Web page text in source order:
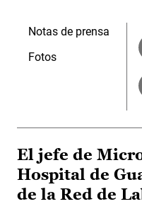
Notas de prensa
Fotos
El jefe de
Hospital de
de la Red de